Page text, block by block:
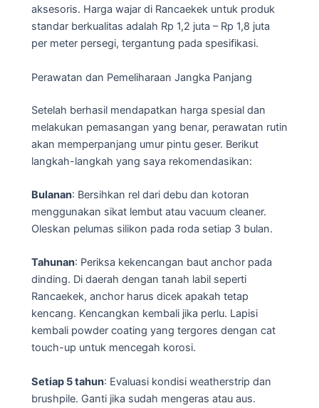
aksesoris. Harga wajar di Rancaekek untuk produk
standar berkualitas adalah Rp 1,2 juta – Rp 1,8 juta
per meter persegi, tergantung pada spesifikasi.
Perawatan dan Pemeliharaan Jangka Panjang
Setelah berhasil mendapatkan harga spesial dan
melakukan pemasangan yang benar, perawatan rutin
akan memperpanjang umur pintu geser. Berikut
langkah-langkah yang saya rekomendasikan:
Bulanan: Bersihkan rel dari debu dan kotoran
menggunakan sikat lembut atau vacuum cleaner.
Oleskan pelumas silikon pada roda setiap 3 bulan.
Tahunan: Periksa kekencangan baut anchor pada
dinding. Di daerah dengan tanah labil seperti
Rancaekek, anchor harus dicek apakah tetap
kencang. Kencangkan kembali jika perlu. Lapisi
kembali powder coating yang tergores dengan cat
touch-up untuk mencegah korosi.
Setiap 5 tahun: Evaluasi kondisi weatherstrip dan
brushpile. Ganti jika sudah mengeras atau aus.